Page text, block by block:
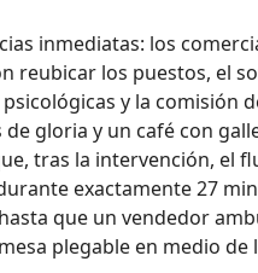
inmediatas: los
reubicar los puestos, el
y la comisión
gloria y un café con
tras la intervención, el
exactamente 27
que un vendedor
plegable en medio de